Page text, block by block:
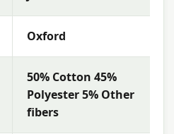
hoogwaardige
prijs-
jij de beste keuze
buitenruimte.
Oxford
50% Cotton 45%
Polyester 5% Other
fibers